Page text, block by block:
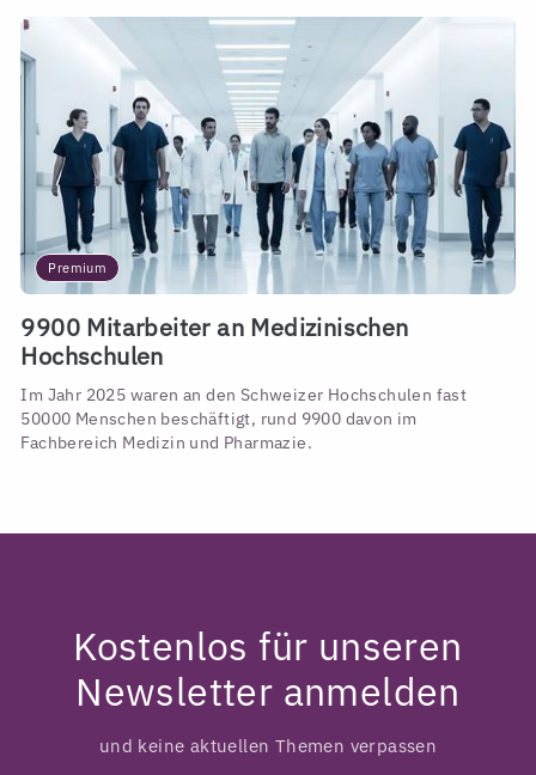
Premium
9900 Mitarbeiter an Medizinischen
Hochschulen
Im Jahr 2025 waren an den Schweizer Hochschulen fast
50000 Menschen beschäftigt, rund 9900 davon im
Fachbereich Medizin und Pharmazie.
Kostenlos für unseren
Newsletter anmelden
und keine aktuellen Themen verpassen